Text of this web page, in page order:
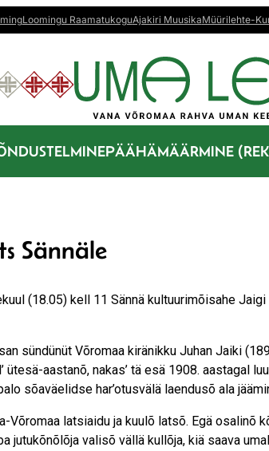
Loomingu RaamatukoguAjakiri MuusikaMüürilehte-
TELMINEPÄÄHÄMÄÄRMINE
Sännäle
(18.05) kell 11 Sännä kultuurimõisahe
sündünüt Võromaa kiränikku Juhan Jaiki
ütesä-aastanõ, nakas’ tä esä 1908. aastagal
sõaväelidse har’otusvälä laendusõ ala
Võromaa latsiaidu ja kuulõ latsõ. Egä osalinõ
jutukõnõlõja valisõ vällä kullõja, kiä saava